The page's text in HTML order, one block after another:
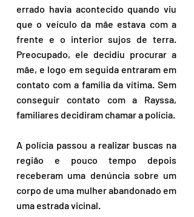
errado havia acontecido quando viu
que o veículo da mãe estava com a
frente e o interior sujos de terra.
Preocupado, ele decidiu procurar a
mãe, e logo em seguida entraram em
contato com a família da vítima. Sem
conseguir contato com a Rayssa,
familiares decidiram chamar a polícia.
A polícia passou a realizar buscas na
região e pouco tempo depois
receberam uma denúncia sobre um
corpo de uma mulher abandonado em
uma estrada vicinal.